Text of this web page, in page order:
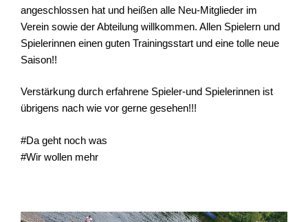
angeschlossen hat und heißen alle Neu-Mitglieder im
Verein sowie der Abteilung willkommen. Allen Spielern und
Spielerinnen einen guten Trainingsstart und eine tolle neue
Saison!!
Verstärkung durch erfahrene Spieler-und Spielerinnen ist
übrigens nach wie vor gerne gesehen!!!
#Da geht noch was
#Wir wollen mehr